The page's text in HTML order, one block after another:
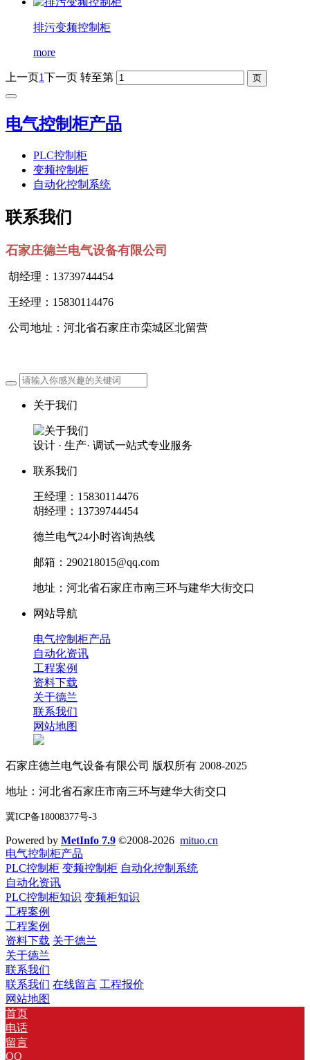
排污变频控制柜
more
上一页1下一页 转至第
电气控制柜产品
PLC控制柜
变频控制柜
自动化控制系统
联系我们
石家庄德兰电气设备有限公司
胡经理：13739744454
王经理：15830114476
公司地址：河北省石家庄市栾城区北留营
关于我们
设计 · 生产· 调试一站式专业服务
联系我们
王经理：15830114476
胡经理：13739744454
德兰电气24小时咨询热线
邮箱：290218015@qq.com
地址：河北省石家庄市南三环与建华大街交口
网站导航
电气控制柜产品
自动化资讯
工程案例
资料下载
关于德兰
联系我们
网站地图
石家庄德兰电气设备有限公司 版权所有 2008-2025
地址：河北省石家庄市南三环与建华大街交口
冀ICP备18008377号-3
Powered by MetInfo 7.9 ©2008-2026 mituo.cn
电气控制柜产品
PLC控制柜 变频控制柜 自动化控制系统
自动化资讯
PLC控制柜知识 变频柜知识
工程案例
工程案例
资料下载 关于德兰
关于德兰
联系我们
联系我们 在线留言 工程报价
网站地图
首页
电话
留言
QQ